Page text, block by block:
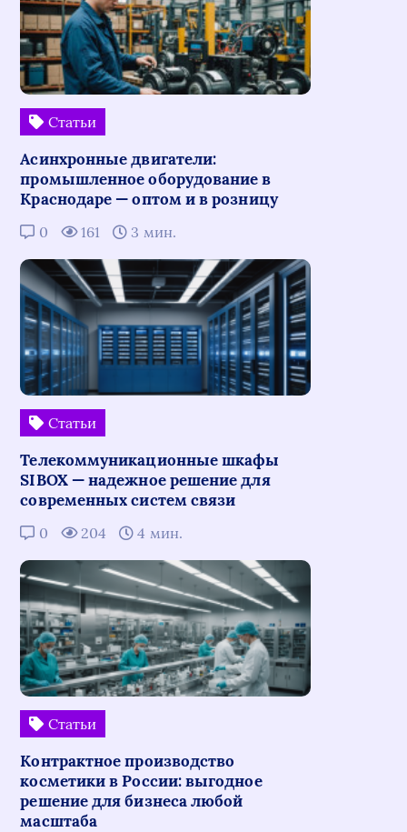
Статьи
Асинхронные двигатели:
промышленное оборудование в
Краснодаре — оптом и в розницу
0 161 3 мин.
Статьи
Телекоммуникационные шкафы
SIBOX — надежное решение для
современных систем связи
0 204 4 мин.
Статьи
Контрактное производство
косметики в России: выгодное
решение для бизнеса любой
масштаба